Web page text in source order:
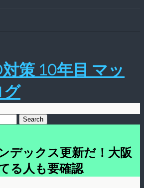
策 10年目 マッ
グ
デックス更新だ！大阪
る人も要確認